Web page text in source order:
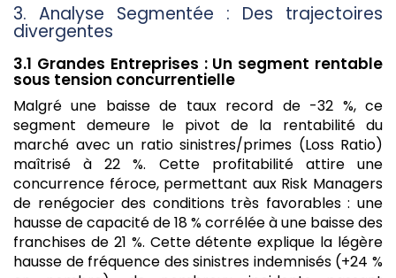
3. Analyse Segmentée : Des trajectoires
divergentes
3.1 Grandes Entreprises : Un segment rentable
sous tension concurrentielle
Malgré une baisse de taux record de -32 %, ce
segment demeure le pivot de la rentabilité du
marché avec un ratio sinistres/primes (Loss Ratio)
maîtrisé à 22 %. Cette profitabilité attire une
concurrence féroce, permettant aux Risk Managers
de renégocier des conditions très favorables : une
hausse de capacité de 18 % corrélée à une baisse des
franchises de 21 %. Cette détente explique la légère
hausse de fréquence des sinistres indemnisés (+24 %